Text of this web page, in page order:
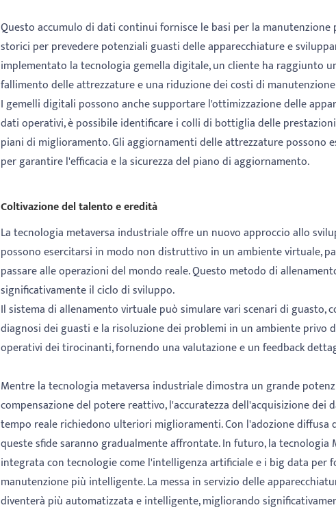
Questo accumulo di dati continui fornisce le basi per la
storici per prevedere potenziali guasti delle apparecchiature e
implementato la tecnologia gemella digitale, un cliente ha raggiunto
fallimento delle attrezzature e una riduzione dei costi di
I gemelli digitali possono anche supportare l'ottimizzazione delle
dati operativi, è possibile identificare i colli di bottiglia delle
piani di miglioramento. Gli aggiornamenti delle attrezzature possono
per garantire l'efficacia e la sicurezza del piano di aggiornamento.
Coltivazione del talento e eredità
La tecnologia metaversa industriale offre un nuovo approccio allo
possono esercitarsi in modo non distruttivo in un ambiente virtuale,
passare alle operazioni del mondo reale. Questo metodo di
significativamente il ciclo di sviluppo.
Il sistema di allenamento virtuale può simulare vari scenari di guasto,
diagnosi dei guasti e la risoluzione dei problemi in un ambiente privo
operativi dei tirocinanti, fornendo una valutazione e un feedback
Mentre la tecnologia metaversa industriale dimostra un grande
compensazione del potere reattivo, l'accuratezza dell'acquisizione dei
tempo reale richiedono ulteriori miglioramenti. Con l'adozione diffusa
queste sfide saranno gradualmente affrontate. In futuro, la
integrata con tecnologie come l'intelligenza artificiale e i big data per
manutenzione più intelligente. La messa in servizio delle
diventerà più automatizzata e intelligente, migliorando